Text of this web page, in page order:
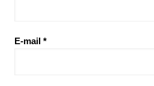
E-mail *